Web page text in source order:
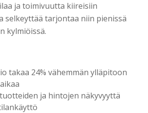
ja toimivuutta kiireisiin
selkeyttää tarjontaa niin pienissä
kylmiöissä.
takaa 24% vähemmän ylläpitoon
ja hintojen näkyvyyttä
käyttö